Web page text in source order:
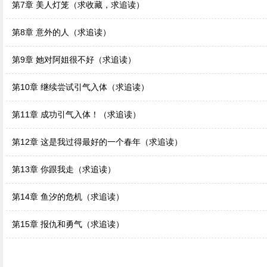
第7章 美人灯笼（求收藏，求追读）
第8章 意外的人（求追读）
第9章 她对阿姐很不好（求追读）
第10章 继续尝试引气入体（求追读）
第11章 成功引气入体！（求追读）
第12章 这是我过得最好的一个春年（求追读）
第13章 你跟我走（求追读）
第14章 鱼汐的危机（求追读）
第15章 报仇和勇气（求追读）